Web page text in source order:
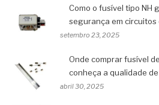
Como o fusível tipo NH
segurança em circuitos
setembro 23, 2025
Onde comprar fusível
conheça a qualidade
abril 30, 2025